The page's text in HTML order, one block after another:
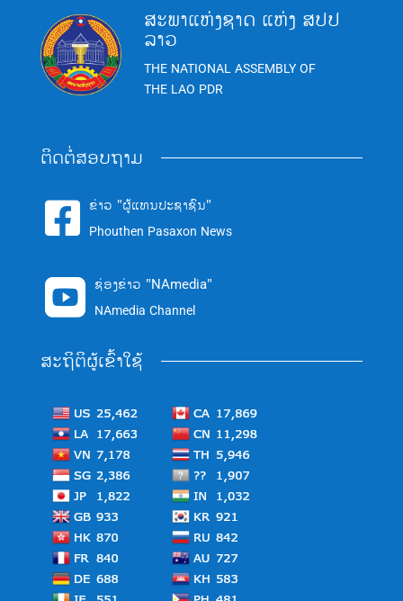
ສະພາແຫ່ງຊາດ ແຫ່ງ ສປປ
ລາວ
THE NATIONAL ASSEMBLY OF
THE LAO PDR
ຕິດຕໍ່ສອບຖາມ
 ຂ່າວ "ຜູ້ແທນປະຊາຊົນ"
Phouthen Pasaxon News
 ຊ່ອງຂ່າວ "NAmedia"
NAmedia Channel
ສະຖິຕິຜູ້ເຂົ້າໃຊ້